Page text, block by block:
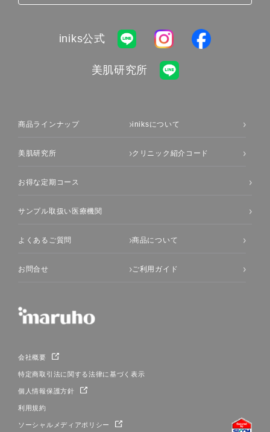
iniks公式
美肌研究所
商品ラインナップ iniksについて
美肌研究所 クリニック紹介コード
お得な定期コース
サンプル取扱い医療機関
よくあるご質問 商品について
お問合せ ご利用ガイド
会社概要
特定商取引法に関する法律に基づく表示
個人情報保護方針
利用規約
ソーシャルメディアポリシー